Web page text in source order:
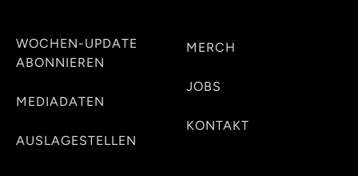
WOCHEN-UPDATE
ABONNIEREN
MEDIADATEN
AUSLAGESTELLEN
MERCH
JOBS
KONTAKT